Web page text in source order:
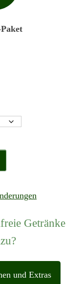
Getränke
und Extras